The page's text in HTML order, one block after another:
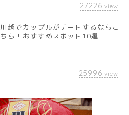
27226 view
川越でカップルがデートするならこ
ちら！おすすめスポット10選
25996 view